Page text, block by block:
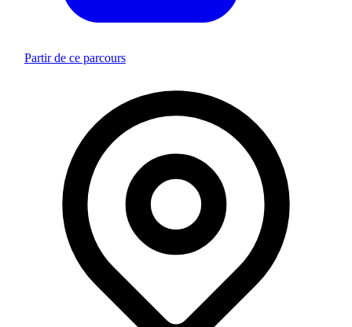
Partir de ce parcours